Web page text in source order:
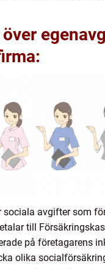
sociala avgifter som
till
på företagarens
olika